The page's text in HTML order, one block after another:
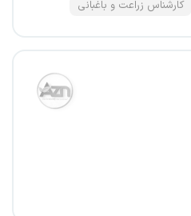
کارشناس زراعت و باغبانی